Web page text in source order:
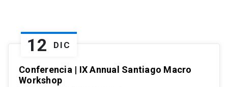
12 DIC
Conferencia | IX Annual Santiago Macro
Workshop